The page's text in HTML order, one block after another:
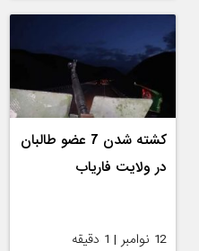
کشته شدن 7 عضو طالبان
در ولایت فاریاب
12 نوامبر | 1 دقیقه